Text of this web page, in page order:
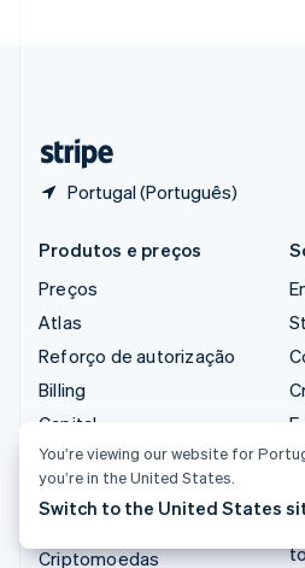
Portugal (Português)
Produtos e preços
Preços
Atlas
Reforço de autorização
Billing
Capital
Checkout
Climate
Criptomoedas
You’re viewing our website for
you’re in the United States.
Switch to the United States